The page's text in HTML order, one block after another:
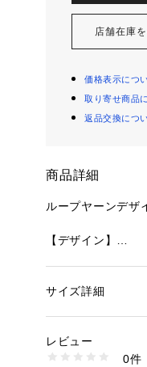
店舗在庫
価格表示につ
取り寄せ商品
返品交換につ
商品詳細
ループヤーンデザ
【デザイン】
加えています。
【着こなしポイン
性別：レディース
アクリル86％ ナイロ
生産国：中国製
サイズ詳細
レビュー
0件